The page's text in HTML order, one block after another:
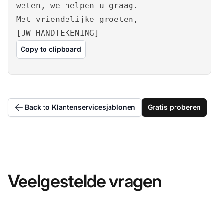
weten, we helpen u graag.
Met vriendelijke groeten,
[UW HANDTEKENING]
Copy to clipboard
Back to Klantenservicesjablonen Gratis proberen
Veelgestelde vragen